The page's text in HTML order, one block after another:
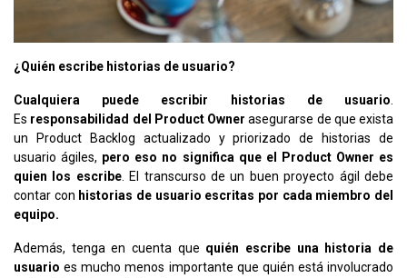
¿Quién escribe historias de usuario?
Cualquiera puede escribir historias de usuario
Es responsabilidad del Product Owner asegurarse de que exista
un Product Backlog actualizado y priorizado de historias de
usuario ágiles, pero eso no significa que el Product Owner es
quien los escribe. El transcurso de un buen proyecto ágil debe
contar con historias de usuario escritas por cada miembro del
equipo.
Además, tenga en cuenta que quién escribe una historia de
usuario es mucho menos importante que quién está involucrado